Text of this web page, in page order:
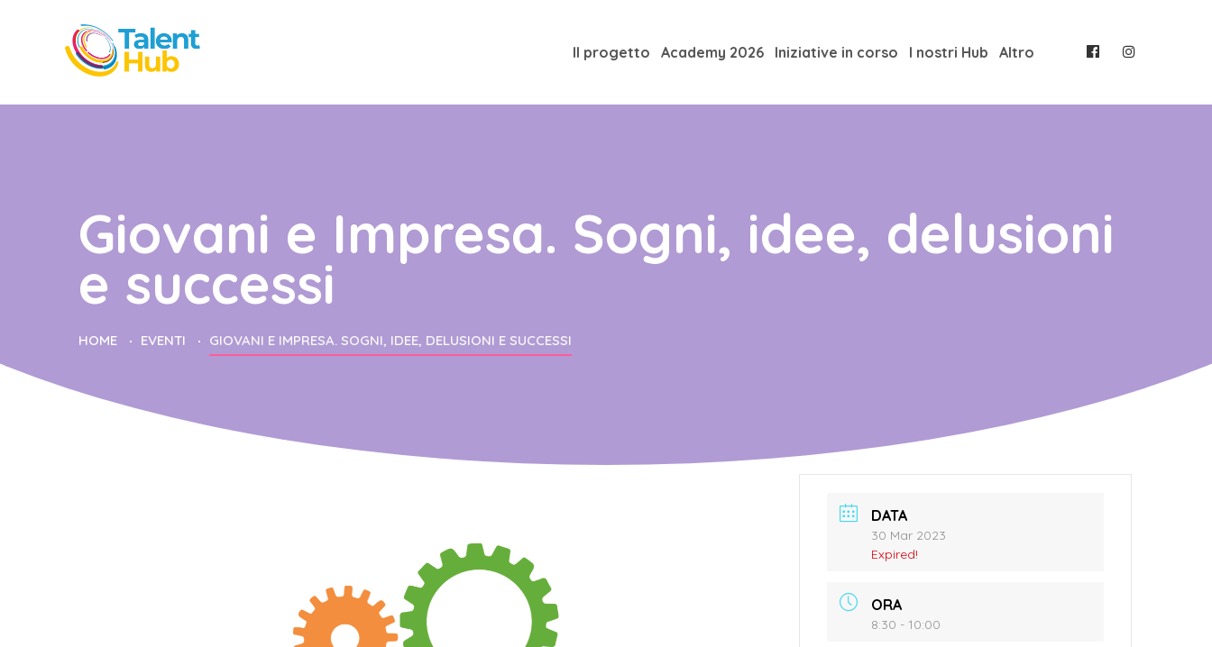
Il progetto Academy 2026 Iniziative in corso I nostri Hub Altro
Giovani e Impresa. Sogni, idee, delusioni
e successi
HOME EVENTI GIOVANI E IMPRESA. SOGNI, IDEE, DELUSIONI E SUCCESSI
DATA
30 Mar 2023
Expired!
ORA
8:30 - 10:00